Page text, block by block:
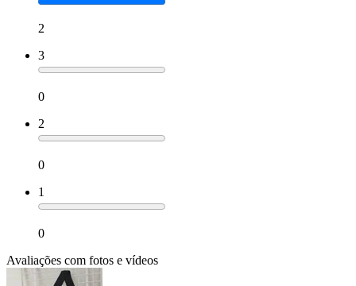
2
3
0
2
0
1
0
Avaliações com fotos e vídeos